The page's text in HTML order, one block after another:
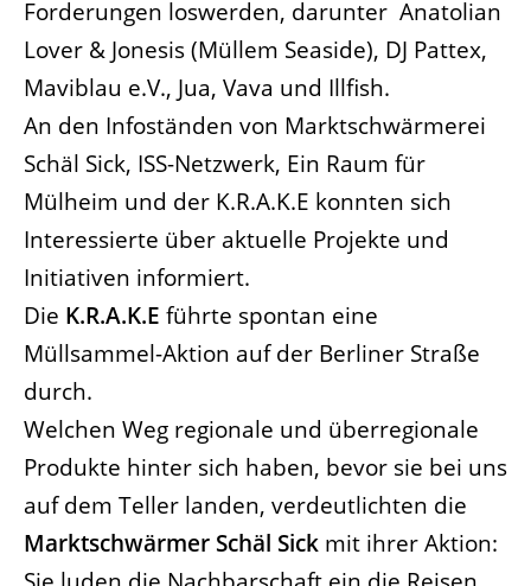
Forderungen loswerden, darunter Anatolian
Lover & Jonesis (Müllem Seaside), DJ Pattex,
Maviblau e.V., Jua, Vava und Illfish.
An den Infoständen von Marktschwärmerei
Schäl Sick, ISS-Netzwerk, Ein Raum für
Mülheim und der K.R.A.K.E konnten sich
Interessierte über aktuelle Projekte und
Initiativen informiert.
Die K.R.A.K.E führte spontan eine
Müllsammel-Aktion auf der Berliner Straße
durch.
Welchen Weg regionale und überregionale
Produkte hinter sich haben, bevor sie bei uns
auf dem Teller landen, verdeutlichten die
Marktschwärmer Schäl Sick mit ihrer Aktion: